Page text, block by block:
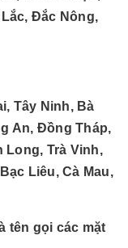
Đắc Nông,
Tây Ninh, Bà
An, Đồng Tháp,
Long, Trà Vinh,
Liêu, Cà Mau,
tên gọi các mặt